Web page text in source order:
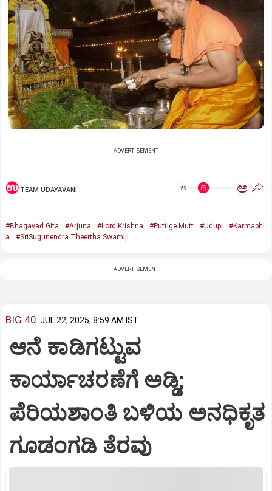
ADVERTISEMENT
TEAM UDAYAVANI ಅ ಅ
#Bhagavad Gita #Arjuna #Lord Krishna #Puttige Mutt #Udupi
#Karmaphl
a
#SriSugunendra Theertha Swamiji
ADVERTISEMENT
BIG 40 JUL 22, 2025, 8:59 AM IST
ಆನೆ ಕಾಡಿಗಟ್ಟುವ
ಕಾರ್ಯಾಚರಣೆಗೆ ಅಡ್ಡಿ;
ಪೆರಿಯಶಾಂತಿ ಬಳಿಯ ಅನಧಿಕೃತ
ಗೂಡಂಗಡಿ ತೆರವು